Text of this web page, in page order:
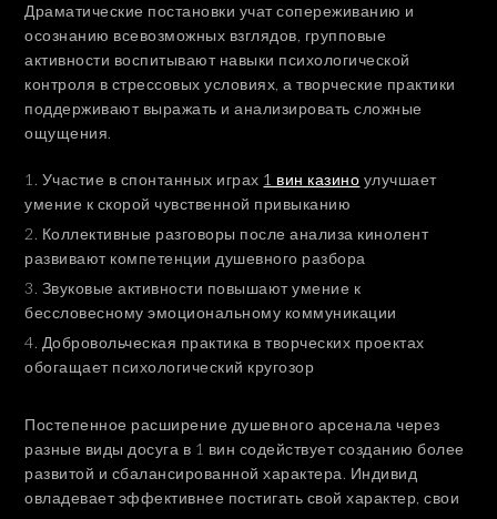
Драматические постановки учат сопереживанию и
осознанию всевозможных взглядов, групповые
активности воспитывают навыки психологической
контроля в стрессовых условиях, а творческие практики
поддерживают выражать и анализировать сложные
ощущения.
Участие в спонтанных играх 1 вин казино улучшает
умение к скорой чувственной привыканию
Коллективные разговоры после анализа кинолент
развивают компетенции душевного разбора
Звуковые активности повышают умение к
бессловесному эмоциональному коммуникации
Добровольческая практика в творческих проектах
обогащает психологический кругозор
Постепенное расширение душевного арсенала через
разные виды досуга в 1 вин содействует созданию более
развитой и сбалансированной характера. Индивид
овладевает эффективнее постигать свой характер, свои